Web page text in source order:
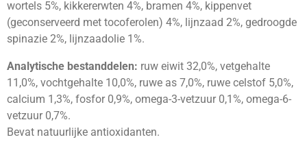
wortels 5%, kikkererwten 4%, bramen 4%, kippenvet
(geconserveerd met tocoferolen) 4%, lijnzaad 2%, gedroogde
spinazie 2%, lijnzaadolie 1%.
Analytische bestanddelen: ruw eiwit 32,0%, vetgehalte
11,0%, vochtgehalte 10,0%, ruwe as 7,0%, ruwe celstof 5,0%,
calcium 1,3%, fosfor 0,9%, omega-3-vetzuur 0,1%, omega-6-
vetzuur 0,7%.
Bevat natuurlijke antioxidanten.